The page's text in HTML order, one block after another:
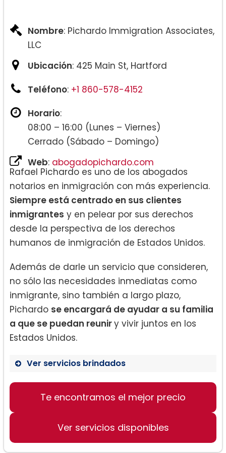
Nombre: Pichardo Immigration Associates,
LLC
Ubicación: 425 Main St, Hartford
Teléfono: +1 860-578-4152
Horario:
08:00 – 16:00 (Lunes – Viernes)
Cerrado (Sábado – Domingo)
Web: abogadopichardo.com
Rafael Pichardo es uno de los abogados
notarios en inmigración con más experiencia.
Siempre está centrado en sus clientes
inmigrantes y en pelear por sus derechos
desde la perspectiva de los derechos
humanos de inmigración de Estados Unidos.
Además de darle un servicio que consideren,
no sólo las necesidades inmediatas como
inmigrante, sino también a largo plazo,
Pichardo se encargará de ayudar a su familia
a que se puedan reuniry vivir juntos en los
Estados Unidos.
Ver servicios brindados
Asilo
Defensa contra deportación
Visa especial juvenil
Te encontramos el mejor precio
Ver servicios disponibles